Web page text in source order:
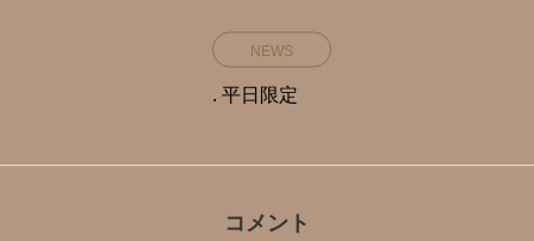
NEWS
. 平日限定️
コメント